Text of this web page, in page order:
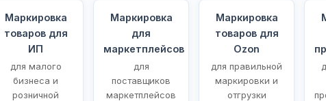
Маркировка
товаров для
ИП
для малого
бизнеса и
розничной
Маркировка
для
маркетплейсов
для
поставщиков
маркетплейсов
Маркировка
товаров для
Ozon
для правильной
маркировки и
отгрузки